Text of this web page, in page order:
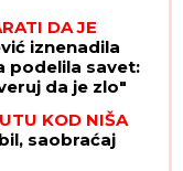
DA JE
iznenadila
podelila savet:
da je zlo"
KOD NIŠA
saobraćaj